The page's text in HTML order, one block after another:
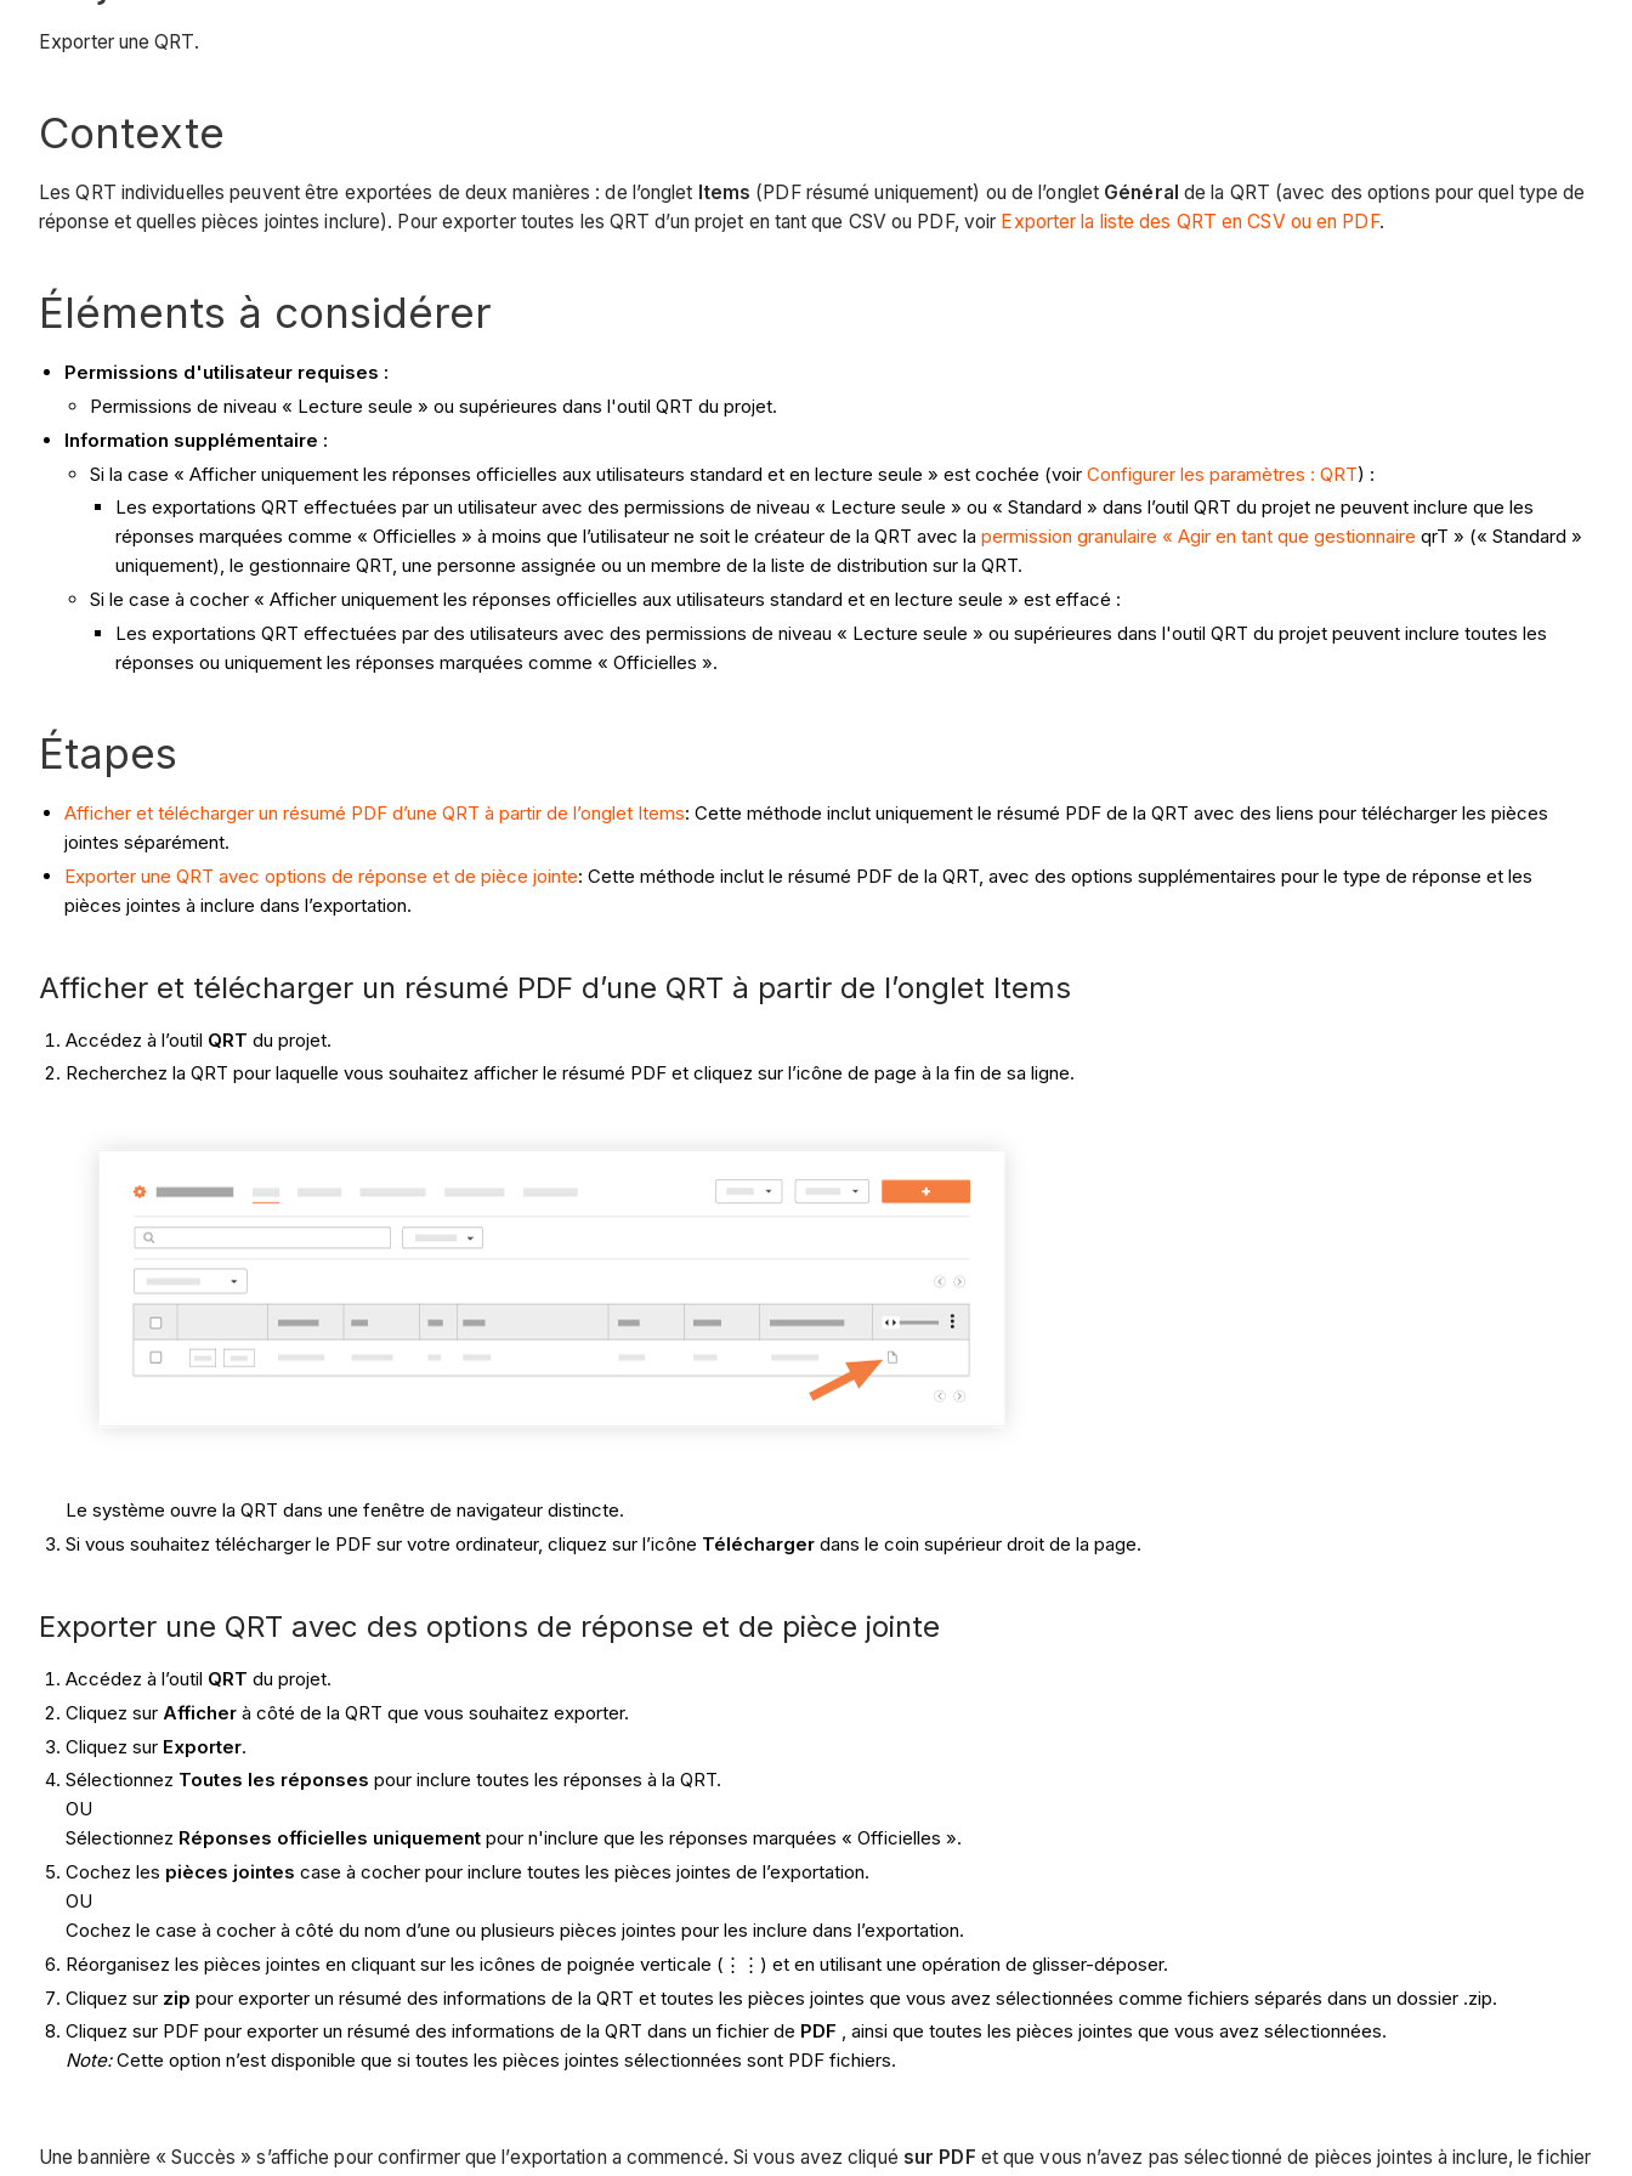
Exporter une QRT.
Contexte
Les QRT individuelles peuvent être exportées de deux manières : de l’onglet Items (PDF résumé uniquement) ou de l’onglet Général de la QRT (avec des options pour quel type de
réponse et quelles pièces jointes inclure). Pour exporter toutes les QRT d’un projet en tant que CSV ou PDF, voir Exporter la liste des QRT en CSV ou en PDF.
Éléments à considérer
Permissions d'utilisateur requises :
Permissions de niveau « Lecture seule » ou supérieures dans l'outil QRT du projet.
Information supplémentaire :
Si la case « Afficher uniquement les réponses officielles aux utilisateurs standard et en lecture seule » est cochée (voir Configurer les paramètres : QRT) :
Les exportations QRT effectuées par un utilisateur avec des permissions de niveau « Lecture seule » ou « Standard » dans l’outil QRT du projet ne peuvent inclure que les
réponses marquées comme « Officielles » à moins que l’utilisateur ne soit le créateur de la QRT avec la permission granulaire « Agir en tant que gestionnaire qrT » (« Standard »
uniquement), le gestionnaire QRT, une personne assignée ou un membre de la liste de distribution sur la QRT.
Si le case à cocher « Afficher uniquement les réponses officielles aux utilisateurs standard et en lecture seule » est effacé :
Les exportations QRT effectuées par des utilisateurs avec des permissions de niveau « Lecture seule » ou supérieures dans l'outil QRT du projet peuvent inclure toutes les
réponses ou uniquement les réponses marquées comme « Officielles ».
Étapes
Afficher et télécharger un résumé PDF d’une QRT à partir de l’onglet Items: Cette méthode inclut uniquement le résumé PDF de la QRT avec des liens pour télécharger les pièces
jointes séparément.
Exporter une QRT avec options de réponse et de pièce jointe: Cette méthode inclut le résumé PDF de la QRT, avec des options supplémentaires pour le type de réponse et les
pièces jointes à inclure dans l’exportation.
Afficher et télécharger un résumé PDF d’une QRT à partir de l’onglet Items
Accédez à l’outil QRT du projet.
Recherchez la QRT pour laquelle vous souhaitez afficher le résumé PDF et cliquez sur l’icône de page à la fin de sa ligne.
Le système ouvre la QRT dans une fenêtre de navigateur distincte.
Si vous souhaitez télécharger le PDF sur votre ordinateur, cliquez sur l’icône Télécharger dans le coin supérieur droit de la page.
Exporter une QRT avec des options de réponse et de pièce jointe
Accédez à l’outil QRT du projet.
Cliquez sur Afficherà côté de la QRT que vous souhaitez exporter.
Cliquez sur Exporter.
Sélectionnez Toutes les réponses pour inclure toutes les réponses à la QRT.
OU
Sélectionnez Réponses officielles uniquementpour n'inclure que les réponses marquées « Officielles ».
Cochez les pièces jointescase à cocher pour inclure toutes les pièces jointes de l’exportation.
OU
Cochez le case à cocher à côté du nom d’une ou plusieurs pièces jointes pour les inclure dans l’exportation.
Réorganisez les pièces jointes en cliquant sur les icônes de poignée verticale (⋮⋮) et en utilisant une opération de glisser-déposer.
Cliquez sur zippour exporter un résumé des informations de la QRT et toutes les pièces jointes que vous avez sélectionnées comme fichiers séparés dans un dossier .zip.
Cliquez sur PDF pour exporter un résumé des informations de la QRT dans un fichier de PDF , ainsi que toutes les pièces jointes que vous avez sélectionnées.
Note:Cette option n’est disponible que si toutes les pièces jointes sélectionnées sont PDF fichiers.
Une bannière « Succès » s’affiche pour confirmer que l’exportation a commencé. Si vous avez cliqué sur PDF et que vous n’avez pas sélectionné de pièces jointes à inclure, le fichier